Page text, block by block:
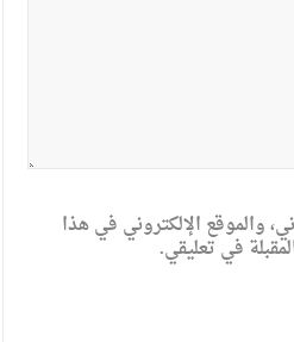
والموقع الإلكتروني في هذا
في تعليقي.